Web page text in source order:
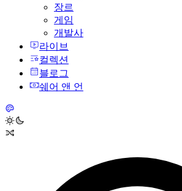
장르
게임
개발사
라이브
컬렉션
블로그
쉐어 앤 언